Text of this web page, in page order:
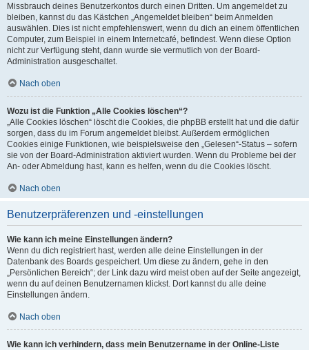
Missbrauch deines Benutzerkontos durch einen Dritten. Um angemeldet zu
bleiben, kannst du das Kästchen „Angemeldet bleiben“ beim Anmelden
auswählen. Dies ist nicht empfehlenswert, wenn du dich an einem öffentlichen
Computer, zum Beispiel in einem Internetcafé, befindest. Wenn diese Option
nicht zur Verfügung steht, dann wurde sie vermutlich von der Board-
Administration ausgeschaltet.
Nach oben
Wozu ist die Funktion „Alle Cookies löschen“?
„Alle Cookies löschen“ löscht die Cookies, die phpBB erstellt hat und die dafür
sorgen, dass du im Forum angemeldet bleibst. Außerdem ermöglichen
Cookies einige Funktionen, wie beispielsweise den „Gelesen“-Status – sofern
sie von der Board-Administration aktiviert wurden. Wenn du Probleme bei der
An- oder Abmeldung hast, kann es helfen, wenn du die Cookies löscht.
Nach oben
Benutzerpräferenzen und -einstellungen
Wie kann ich meine Einstellungen ändern?
Wenn du dich registriert hast, werden alle deine Einstellungen in der
Datenbank des Boards gespeichert. Um diese zu ändern, gehe in den
„Persönlichen Bereich“; der Link dazu wird meist oben auf der Seite angezeigt,
wenn du auf deinen Benutzernamen klickst. Dort kannst du alle deine
Einstellungen ändern.
Nach oben
Wie kann ich verhindern, dass mein Benutzername in der Online-Liste